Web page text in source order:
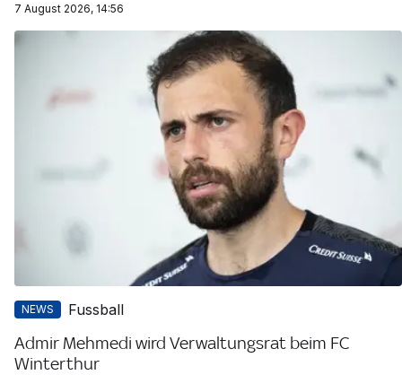
7 August 2026, 14:56
NEWS Fussball
Admir Mehmedi wird Verwaltungsrat beim FC
Winterthur